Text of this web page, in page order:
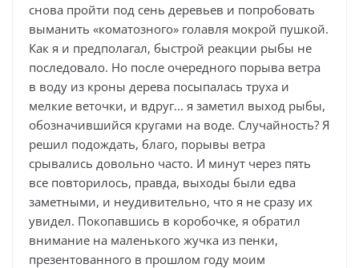
снова пройти под сень деревьев и попробовать
выманить «коматозного» голавля мокрой пушкой.
Как я и предполагал, быстрой реакции рыбы не
последовало. Но после очередного порыва ветра
в воду из кроны дерева посыпалась труха и
мелкие веточки, и вдруг... я заметил выход рыбы,
обозначившийся кругами на воде. Случайность? Я
решил подождать, благо, порывы ветра
срывались довольно часто. И минут через пять
все повторилось, правда, выходы были едва
заметными, и неудивительно, что я не сразу их
увидел. Покопавшись в коробочке, я обратил
внимание на маленького жучка из пенки,
презентованного в прошлом году моим